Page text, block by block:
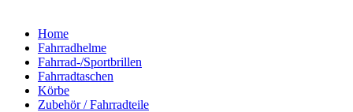
Home
Fahrradhelme
Fahrrad-/Sportbrillen
Fahrradtaschen
Körbe
Zubehör / Fahrradteile